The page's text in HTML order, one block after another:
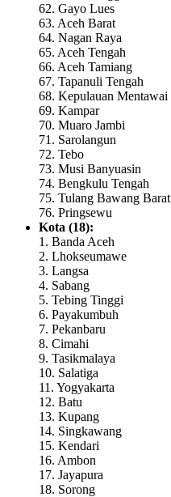
62. Gayo Lues
63. Aceh Barat
64. Nagan Raya
65. Aceh Tengah
66. Aceh Tamiang
67. Tapanuli Tengah
68. Kepulauan Mentawai
69. Kampar
70. Muaro Jambi
71. Sarolangun
72. Tebo
73. Musi Banyuasin
74. Bengkulu Tengah
75. Tulang Bawang Barat
76. Pringsewu
Kota (18):
1. Banda Aceh
2. Lhokseumawe
3. Langsa
4. Sabang
5. Tebing Tinggi
6. Payakumbuh
7. Pekanbaru
8. Cimahi
9. Tasikmalaya
10. Salatiga
11. Yogyakarta
12. Batu
13. Kupang
14. Singkawang
15. Kendari
16. Ambon
17. Jayapura
18. Sorong